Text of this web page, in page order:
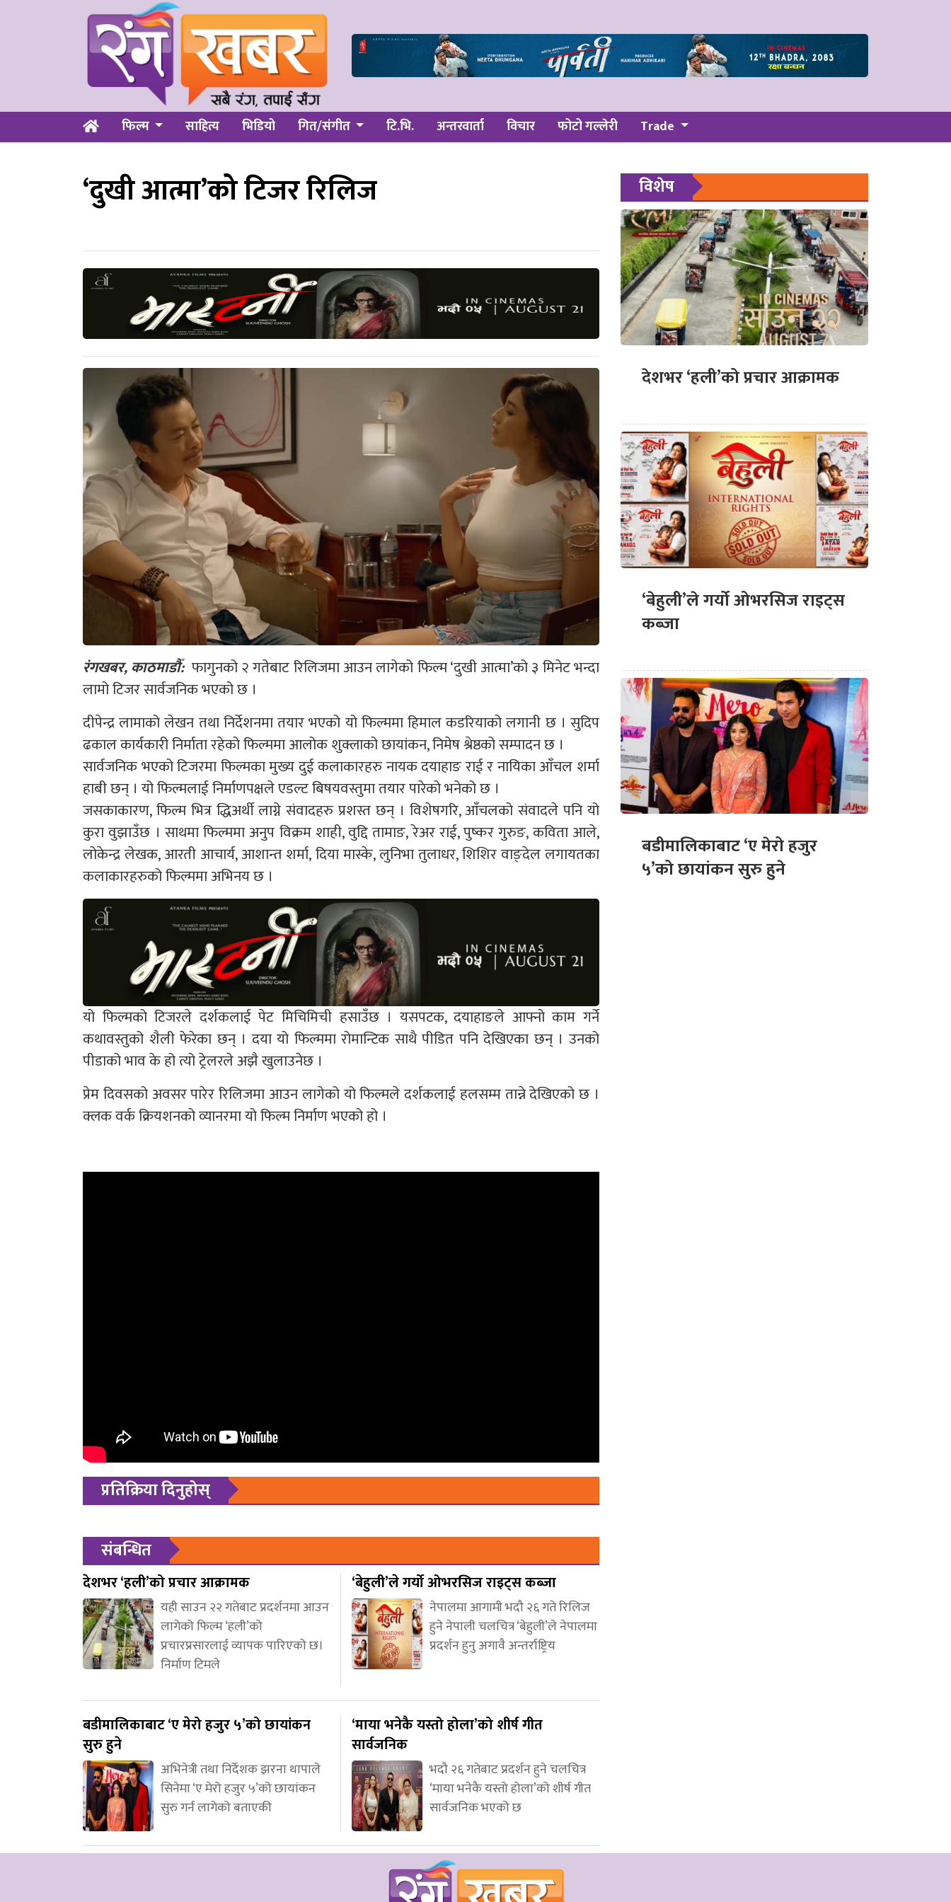
फिल्म साहित्य भिडियो गित/संगीत टि.भि. अन्तरवार्ता विचार फोटो गल्लेरी Trade
‘दुखी आत्मा’को टिजर रिलिज
रंगखबर, काठमाडौँ:फागुनको २ गतेबाट रिलिजमा आउन लागेको फिल्म ‘दुखी आत्मा’को ३ मिनेट भन्दा
लामो टिजर सार्वजनिक भएको छ ।
दीपेन्द्र लामाको लेखन तथा निर्देशनमा तयार भएको यो फिल्ममा हिमाल कडरियाको लगानी छ । सुदिप
ढकाल कार्यकारी निर्माता रहेको फिल्ममा आलोक शुक्लाको छायांकन, निमेष श्रेष्ठको सम्पादन छ ।
सार्वजनिक भएको टिजरमा फिल्मका मुख्य दुई कलाकारहरु नायक दयाहाङ राई र नायिका आँचल शर्मा
हाबी छन् । यो फिल्मलाई निर्माणपक्षले एडल्ट बिषयवस्तुमा तयार पारेको भनेको छ ।
जसकाकारण, फिल्म भित्र द्धिअर्थी लाग्ने संवादहरु प्रशस्त छन् । विशेषगरि, आँचलको संवादले पनि यो
कुरा वुझाउँछ । साथमा फिल्ममा अनुप विक्रम शाही, वुद्दि तामाङ, रेअर राई, पुष्कर गुरुङ, कविता आले,
लोकेन्द्र लेखक, आरती आचार्य, आशान्त शर्मा, दिया मास्के, लुनिभा तुलाधर, शिशिर वाङ्देल लगायतका
कलाकारहरुको फिल्ममा अभिनय छ ।
यो फिल्मको टिजरले दर्शकलाई पेट मिचिमिची हसाउँछ । यसपटक, दयाहाङले आफ्नो काम गर्ने
कथावस्तुको शैली फेरेका छन् । दया यो फिल्ममा रोमान्टिक साथै पीडित पनि देखिएका छन् । उनको
पीडाको भाव के हो त्यो ट्रेलरले अझै खुलाउनेछ ।
प्रेम दिवसको अवसर पारेर रिलिजमा आउन लागेको यो फिल्मले दर्शकलाई हलसम्म तान्ने देखिएको छ ।
क्लक वर्क क्रियशनको व्यानरमा यो फिल्म निर्माण भएको हो ।
प्रतिक्रिया दिनुहोस्
संबन्धित
देशभर ‘हली’को प्रचार आक्रामक
यही साउन २२ गतेबाट प्रदर्शनमा आउन
लागेको फिल्म ‘हली’को
प्रचारप्रसारलाई व्यापक पारिएको छ।
निर्माण टिमले
‘बेहुली’ले गर्यो ओभरसिज राइट्स कब्जा
नेपालमा आगामी भदौ २६ गते रिलिज
हुने नेपाली चलचित्र ‘बेहुली’ले नेपालमा
प्रदर्शन हुनु अगावै अन्तर्राष्ट्रिय
बडीमालिकाबाट ‘ए मेरो हजुर ५’को छायांकन
सुरु हुने
अभिनेत्री तथा निर्देशक झरना थापाले
सिनेमा ‘ए मेरो हजुर ५’को छायांकन
सुरु गर्न लागेको बताएकी
‘माया भनेकै यस्तो होला’को शीर्ष गीत
सार्वजनिक
भदौ २६ गतेबाट प्रदर्शन हुने चलचित्र
‘माया भनेकै यस्तो होला’को शीर्ष गीत
सार्वजनिक भएको छ
विशेष
देशभर ‘हली’को प्रचार आक्रामक
‘बेहुली’ले गर्यो ओभरसिज राइट्स
कब्जा
बडीमालिकाबाट ‘ए मेरो हजुर
५’को छायांकन सुरु हुने